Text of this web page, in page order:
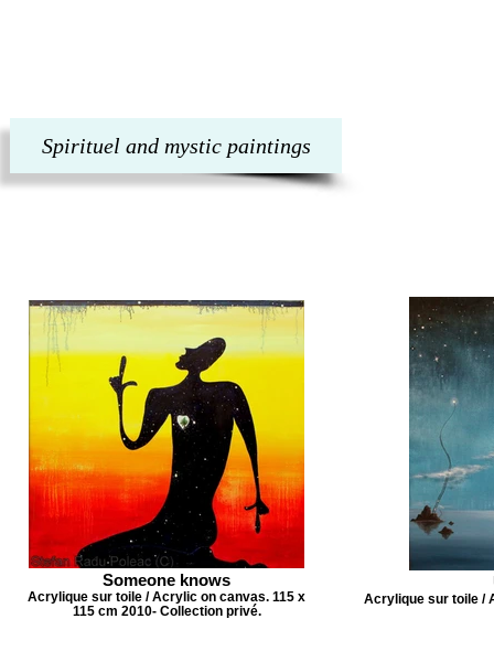
Spirituel and mystic paintings
Someone knows
Acrylique sur toile / Acrylic on canvas. 115 x
115 cm 2010- Collection privé.
Acrylique sur toile /